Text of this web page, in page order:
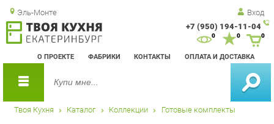
Эль-Монте Вход
+7 (950) 194-11-04
О ПРОЕКТЕ ФАБРИКИ КОНТАКТЫ ОПЛАТА И ДОСТАВКА
0 0
Твоя Кухня Каталог Коллекции Готовые комплекты